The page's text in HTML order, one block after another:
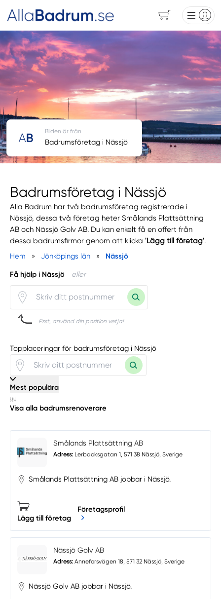
Badrumsföretag i Nässjö
Alla Badrum har två badrumsföretag registrerade i
Nässjö, dessa två företag heter Smålands Plattsättning
AB och Nässjö Golv AB. Du kan enkelt få en offert från
dessa badrumsfirmor genom att klicka'Lägg till företag'.
Hem
» Jönköpings län » Nässjö
Få hjälp i Nässjö eller
Psst, använd din position vetja!
Bilden är från
Badrumsföretag i Nässjö
Topplaceringar för badrumsföretag i Nässjö
Mest populära
Visa alla badrumsrenoverare
Smålands Plattsättning AB
Adress: Lerbacksgatan 1, 571 38 Nässjö, Sverige
Smålands Plattsättning AB jobbar i Nässjö.
Lägg till företag
Företagsprofil
Nässjö Golv AB
Adress: Anneforsvägen 18, 571 32 Nässjö, Sverige
Nässjö Golv AB jobbar i Nässjö.